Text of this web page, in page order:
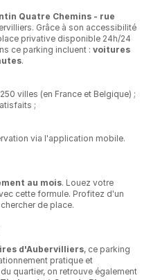
Quatre Chemins - rue
Grâce à son accessibilité
privative disponible 24h/24
ce parking incluent : voitures
.
villes (en France et Belgique) ;
;
via l'application mobile.
au mois. Louez votre
cette formule. Profitez d'un
de place.
d'Aubervilliers, ce parking
pratique et
quartier, on retrouve également